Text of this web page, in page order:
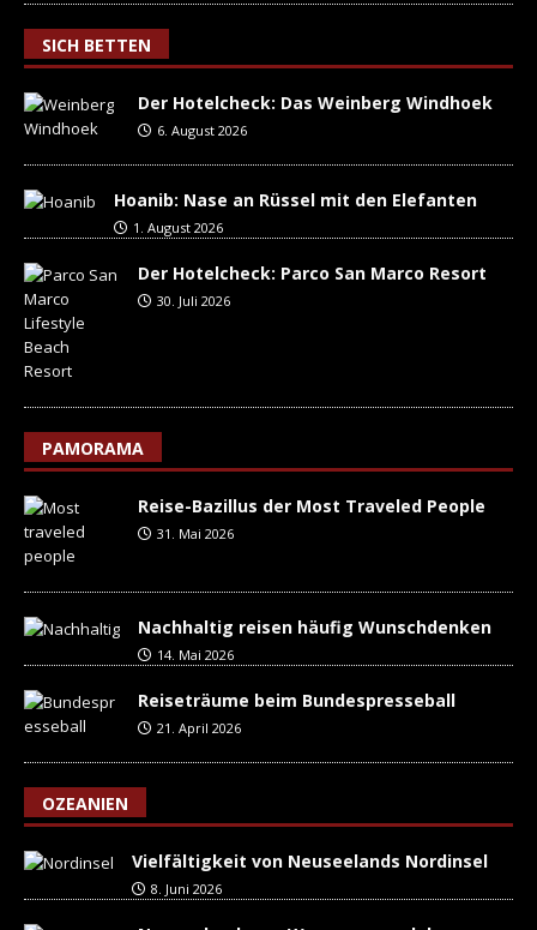
SICH BETTEN
Der Hotelcheck: Das Weinberg Windhoek
6. August 2026
Hoanib: Nase an Rüssel mit den Elefanten
1. August 2026
Der Hotelcheck: Parco San Marco Resort
30. Juli 2026
PAMORAMA
Reise-Bazillus der Most Traveled People
31. Mai 2026
Nachhaltig reisen häufig Wunschdenken
14. Mai 2026
Reiseträume beim Bundespresseball
21. April 2026
OZEANIEN
Vielfältigkeit von Neuseelands Nordinsel
8. Juni 2026